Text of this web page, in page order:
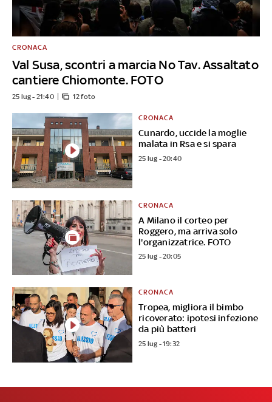
Val Susa, scontri a marcia No Tav. Assaltato
cantiere Chiomonte. FOTO
CRONACA
25 lug - 21:40 12 foto
Cunardo, uccide la moglie
malata in Rsa e si spara
CRONACA
25 lug - 20:40
A Milano il corteo per
Roggero, ma arriva solo
l'organizzatrice. FOTO
CRONACA
25 lug - 20:05
Tropea, migliora il bimbo
ricoverato: ipotesi infezione
da più batteri
CRONACA
25 lug - 19:32